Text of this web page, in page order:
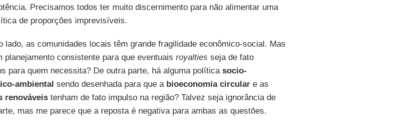
Precisamos todos ter muito discernimento para não alimentar uma
de proporções imprevisíveis.
lado, as comunidades locais têm grande fragilidade econômico-social. Mas
planejamento consistente para que eventuais royalties seja de fato
para quem necessita? De outra parte, há alguma políticasocio-
ambiental sendo desenhada para que a bioeconomia circulare as
renováveistenham de fato impulso na região? Talvez seja ignorância de
mas me parece que a reposta é negativa para ambas as questões.